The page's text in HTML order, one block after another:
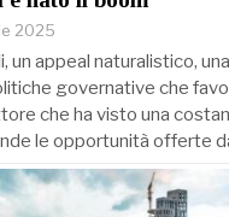
2025
un appeal naturalistico,
governative che
che ha visto una
le opportunità offerte